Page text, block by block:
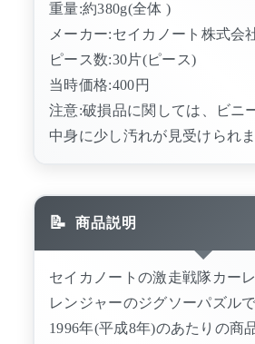
重量:約380g(全体 )
メーカー:セイカノート株式会
ピース数:30片(ピース)
当時価格:400円
注意:破損品に関しては、ビニ
中身に少し汚れが見受けられま
商品説明
セイカノートの激走戦隊カー
レンジャーのジグソーパズルで
1996年(平成8年)のあたりの商